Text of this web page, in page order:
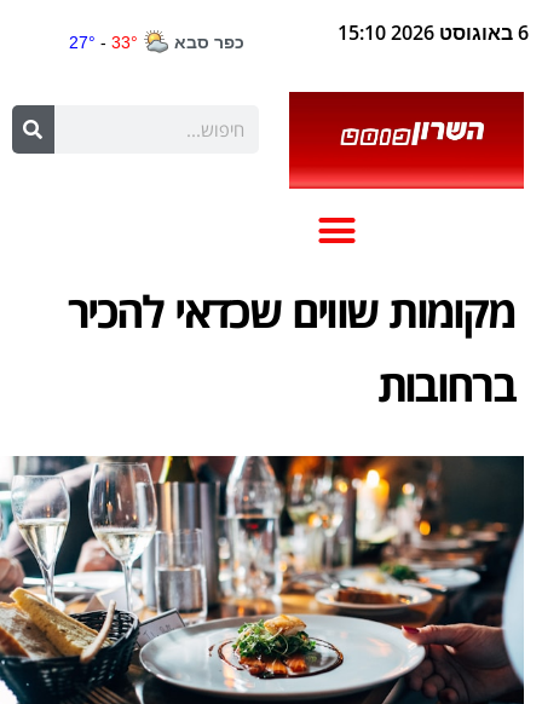
6 באוגוסט 2026 15:10
מקומות שווים שכדאי להכיר
ברחובות